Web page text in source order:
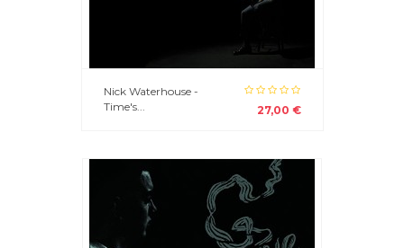
Nick Waterhouse -
Time's...
27,00 €